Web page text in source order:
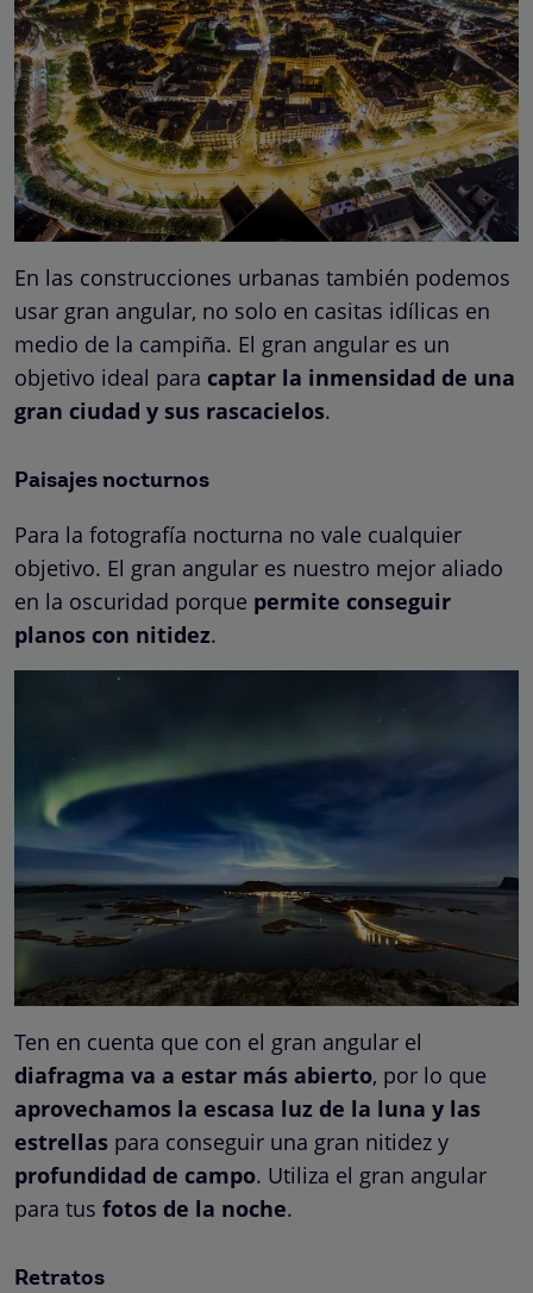
En las construcciones urbanas también podemos
usar gran angular, no solo en casitas idílicas en
medio de la campiña. El gran angular es un
objetivo ideal para captar la inmensidad de una
gran ciudad y sus rascacielos.
Paisajes nocturnos
Para la fotografía nocturna no vale cualquier
objetivo. El gran angular es nuestro mejor aliado
en la oscuridad porque permite conseguir
planos con nitidez.
Ten en cuenta que con el gran angular el
diafragma va a estar más abierto, por lo que
aprovechamos la escasa luz de la luna y las
estrellas para conseguir una gran nitidez y
profundidad de campo. Utiliza el gran angular
para tus fotos de la noche.
Retratos